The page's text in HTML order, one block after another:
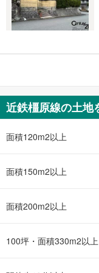
近鉄橿原線の土地
面積120m2以上
面積150m2以上
面積200m2以上
100坪・面積330m2以上